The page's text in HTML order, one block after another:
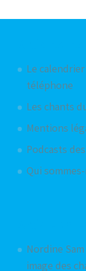
Le
téléphone
Les chants
Mentions
Podcasts
Qui
Nordine
image des